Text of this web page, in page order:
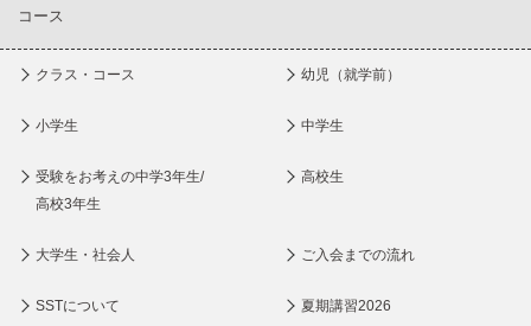
コース
クラス・コース 幼児（就学前）
小学生 中学生
受験をお考えの中学3年生/
高校3年生
高校生
大学生・社会人 ご入会までの流れ
SSTについて 夏期講習2026